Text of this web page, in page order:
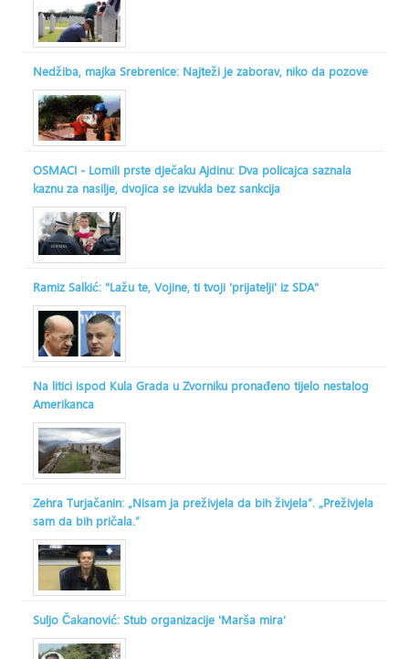
Nedžiba, majka Srebrenice: Najteži je zaborav, niko da pozove
OSMACI - Lomili prste dječaku Ajdinu: Dva policajca saznala
kaznu za nasilje, dvojica se izvukla bez sankcija
Ramiz Salkić: "Lažu te, Vojine, ti tvoji 'prijatelji' iz SDA"
Na litici ispod Kula Grada u Zvorniku pronađeno tijelo nestalog
Amerikanca
Zehra Turjačanin: „Nisam ja preživjela da bih živjela“. „Preživjela
sam da bih pričala.“
Suljo Čakanović: Stub organizacije 'Marša mira'